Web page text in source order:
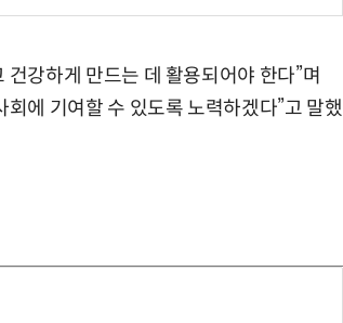
강하게 만드는 데 활용되어야 한다”며
에 기여할 수 있도록 노력하겠다”고 말했